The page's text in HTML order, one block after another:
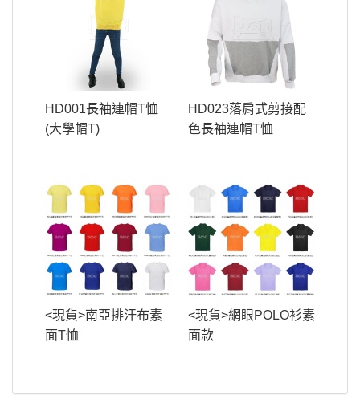
HD001長袖連帽T恤
(大學帽T)
HD023落肩式剪接配
色長袖連帽T恤
<現貨>南亞排汗布素
面T恤
<現貨>網眼POLO衫素
面款